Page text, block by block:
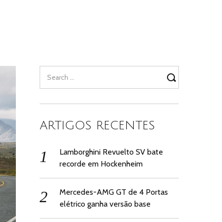
for:
ARTIGOS RECENTES
Lamborghini Revuelto SV bate
recorde em Hockenheim
Mercedes-AMG GT de 4 Portas
elétrico ganha versão base